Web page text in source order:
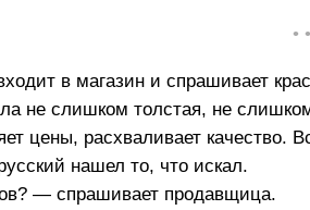
•
в магазин и спрашивает
не слишком толстая, не
цены, расхваливает качество.
нашел то, что искал.
— спрашивает продавщица.